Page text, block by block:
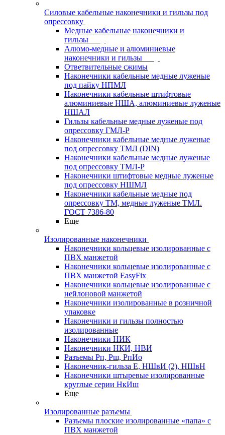
Силовые кабельные наконечники и гильзы под
опрессовку
Медные кабельные наконечники и
гильзы
Алюмо-медные и алюминиевые
наконечники и гильзы
Ответвительные сжимы
Наконечники кабельные медные луженые
под пайку НПМЛ
Наконечники кабельные штифтовые
алюминиевые НША, алюминиевые луженые
НШАЛ
Гильзы кабельные медные луженые под
опрессовку ГМЛ-Р
Наконечники кабельные медные луженые
под опрессовку ТМЛ (DIN)
Наконечники кабельные медные луженые
под опрессовку ТМЛ-Р
Наконечники штифтовые медные луженые
под опрессовку НШМЛ
Наконечники кабельные медные под
опрессовку ТМ, медные луженые ТМЛ.
ГОСТ 7386-80
Еще
Изолированные наконечники
Наконечники кольцевые изолированные с
ПВХ манжетой
Наконечники кольцевые изолированные с
ПВХ манжетой EasyFix
Наконечники кольцевые изолированные с
нейлоновой манжетой
Наконечники изолированные в розничной
упаковке
Наконечники и гильзы полностью
изолированные
Наконечники НИК
Наконечники НКИ, НВИ
Разъемы Рп, Рш, РпИо
Наконечник-гильза Е, НШвИ (2), НШвН
Наконечники штыревые изолированные
круглые серии НкИш
Еще
Изолированные разъемы
Разъемы плоские изолированные «папа» с
ПВХ манжетой